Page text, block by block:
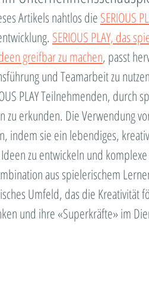
Artikels nahtlos die SERIOUS
SERIOUS PLAY, das
greifbar zu machen, passt
und Teamarbeit zu
PLAY Teilnehmenden, durch
zu erkunden. Die Verwendung
indem sie ein lebendiges,
zu entwickeln und
aus spielerischem
Umfeld, das die Kreativität
und ihre «Superkräfte» im